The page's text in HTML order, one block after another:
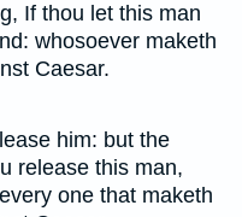
If thou let this man
whosoever maketh
Caesar.
him: but the
release this man,
one that maketh